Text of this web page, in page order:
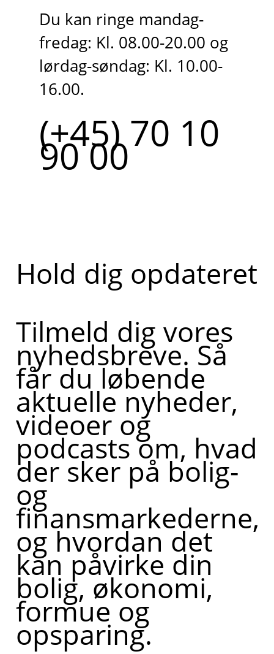
Du kan ringe mandag-
fredag: Kl. 08.00-20.00 og
lørdag-søndag: Kl. 10.00-
16.00.
(+45) 70 10
90 00
Hold dig opdateret
Tilmeld dig vores
nyhedsbreve. Så
får du løbende
aktuelle nyheder,
videoer og
podcasts om, hvad
der sker på bolig-
og
finansmarkederne,
og hvordan det
kan påvirke din
bolig, økonomi,
formue og
opsparing.